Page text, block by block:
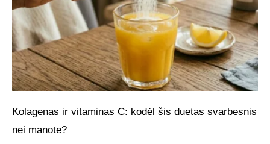
Kolagenas ir vitaminas C: kodėl šis duetas svarbesnis
nei manote?